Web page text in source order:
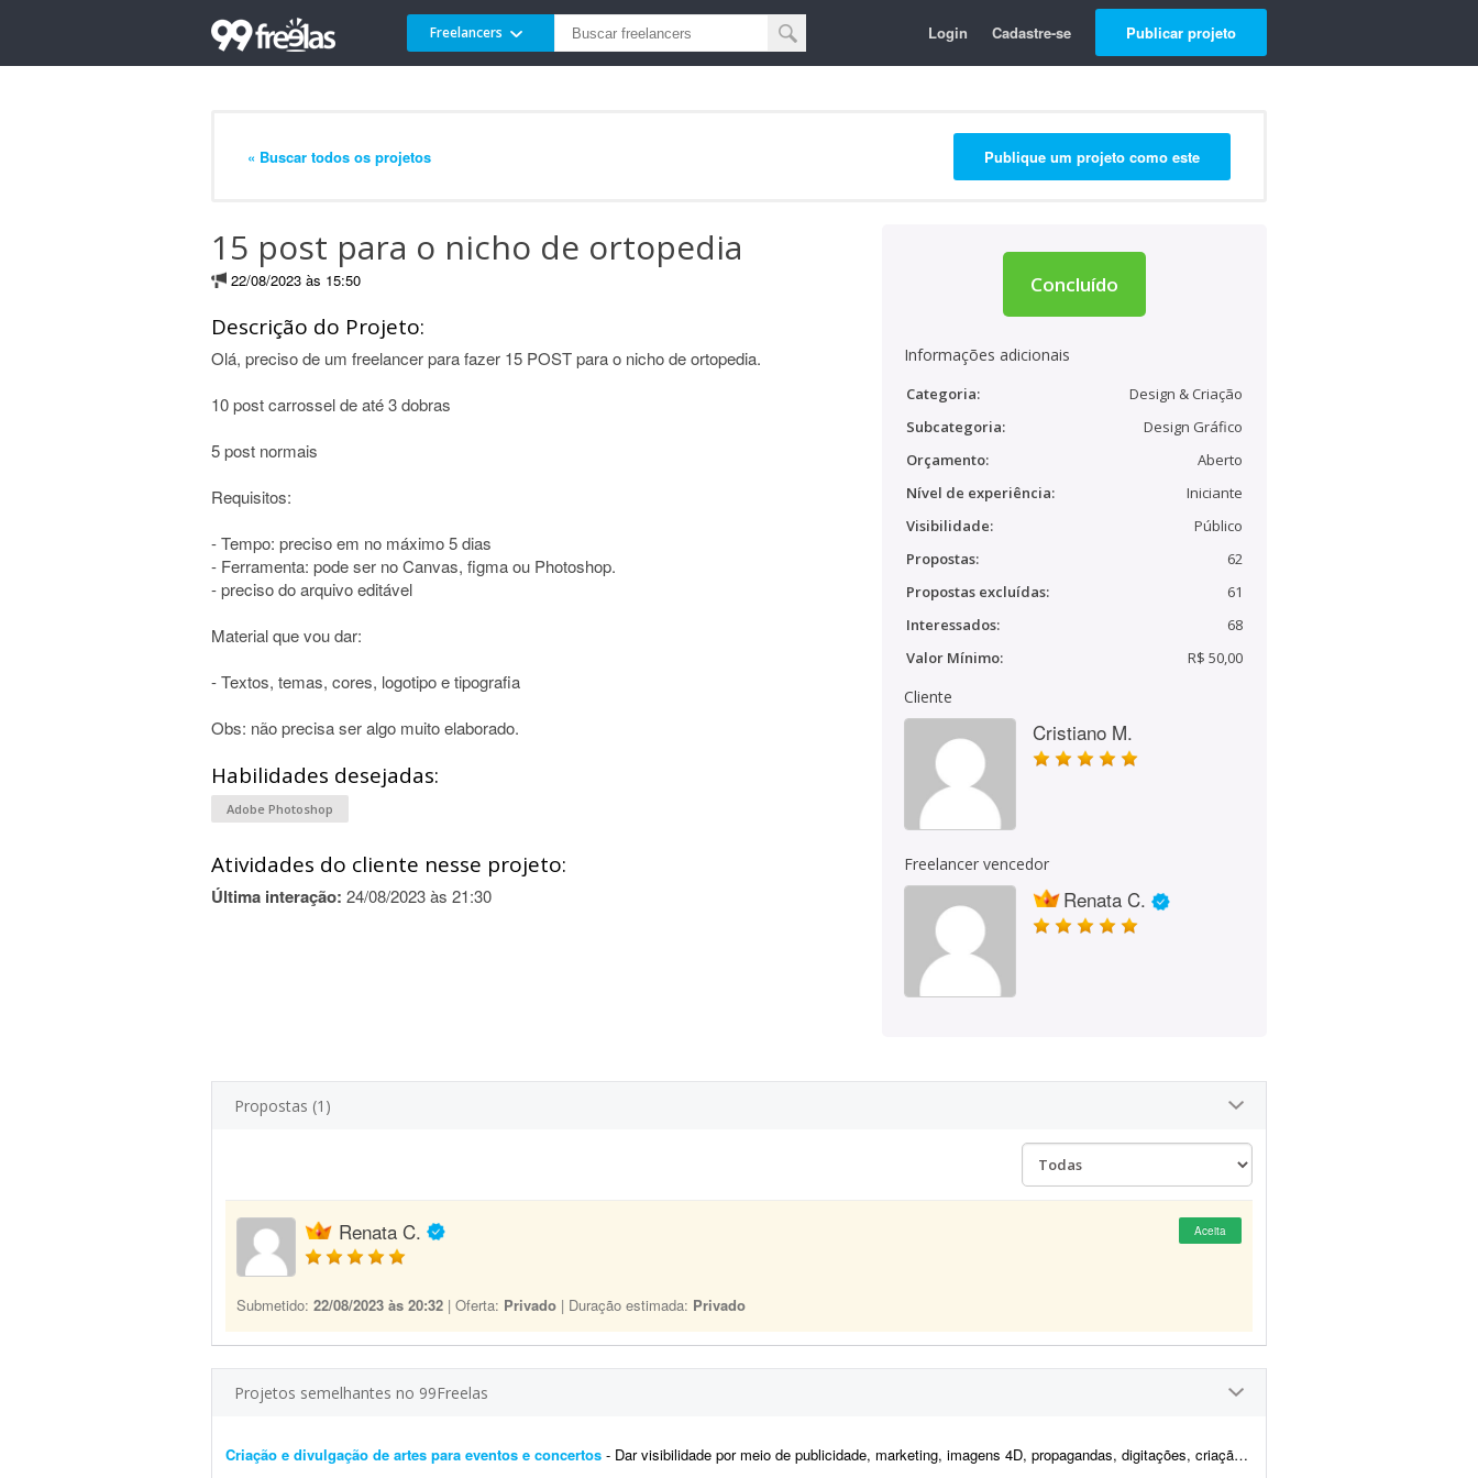
Freelancers Login Cadastre-se Publicar projeto
« Buscar todos os projetos Publique um projeto como este
15 post para o nicho de ortopedia
22/08/2023 às 15:50
Descrição do Projeto:
Olá, preciso de um freelancer para fazer 15 POST para o nicho de ortopedia.
10 post carrossel de até 3 dobras
5 post normais
Requisitos:
- Tempo: preciso em no máximo 5 dias
- Ferramenta: pode ser no Canvas, figma ou Photoshop.
- preciso do arquivo editável
Material que vou dar:
- Textos, temas, cores, logotipo e tipografia
Obs: não precisa ser algo muito elaborado.
Habilidades desejadas:
Adobe Photoshop
Atividades do cliente nesse projeto:
Última interação: 24/08/2023 às 21:30
Concluído
Informações adicionais
Categoria:
Design & Criação
Subcategoria:
Design Gráfico
Orçamento:
Aberto
Nível de experiência:
Iniciante
Visibilidade:
Público
Propostas:
62
Propostas excluídas:
61
Interessados:
68
Valor Mínimo:
R$ 50,00
Cliente
Cristiano M.
Freelancer vencedor
Renata C.
Propostas (1)
Renata C. Aceita
Submetido: 22/08/2023 às 20:32 | Oferta: Privado | Duração estimada: Privado
Projetos semelhantes no 99Freelas
Criação e divulgação de artes para eventos e concertos - Dar visibilidade por meio de publicidade, marketing, imagens 4D, propagandas, digitações, criação de logotipos e artes em geral. O objetivo é inovar na forma com...